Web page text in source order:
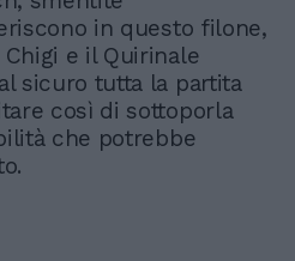
in questo filone,
e il Quirinale
sicuro tutta la partita
così di sottoporla
che potrebbe